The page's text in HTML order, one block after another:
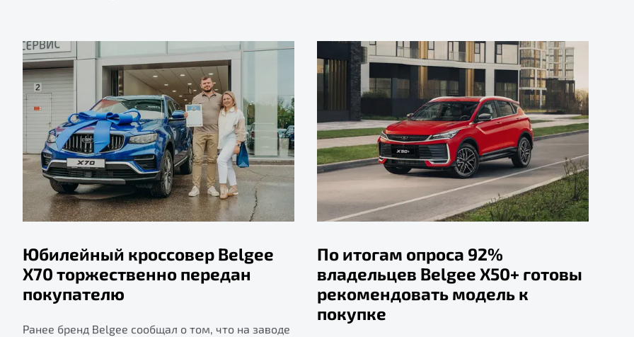
Юбилейный кроссовер Belgee
X70 торжественно передан
покупателю
Ранее бренд Belgee сообщал о том, что на заводе
По итогам опроса 92%
владельцев Belgee X50+ готовы
рекомендовать модель к
покупке